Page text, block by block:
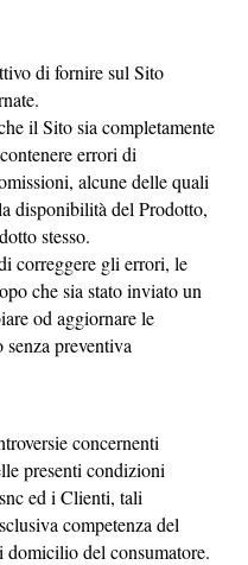
di fornire sul Sito
il Sito sia completamente
errori di
alcune delle quali
disponibilità del Prodotto,
stesso.
correggere gli errori, le
che sia stato inviato un
od aggiornare le
preventiva
concernenti
presenti condizioni
ed i Clienti, tali
competenza del
del consumatore.